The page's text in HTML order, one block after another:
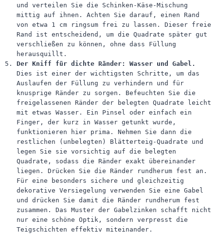
und verteilen Sie die Schinken-Käse-Mischung
mittig auf ihnen. Achten Sie darauf, einen Rand
von etwa 1 cm ringsum frei zu lassen. Dieser freie
Rand ist entscheidend, um die Quadrate später gut
verschließen zu können, ohne dass Füllung
herausquillt.
Der Kniff für dichte Ränder: Wasser und Gabel.
Dies ist einer der wichtigsten Schritte, um das
Auslaufen der Füllung zu verhindern und für
knusprige Ränder zu sorgen. Befeuchten Sie die
freigelassenen Ränder der belegten Quadrate leicht
mit etwas Wasser. Ein Pinsel oder einfach ein
Finger, der kurz in Wasser getunkt wurde,
funktionieren hier prima. Nehmen Sie dann die
restlichen (unbelegten) Blätterteig-Quadrate und
legen Sie sie vorsichtig auf die belegten
Quadrate, sodass die Ränder exakt übereinander
liegen. Drücken Sie die Ränder rundherum fest an.
Für eine besonders sichere und gleichzeitig
dekorative Versiegelung verwenden Sie eine Gabel
und drücken Sie damit die Ränder rundherum fest
zusammen. Das Muster der Gabelzinken schafft nicht
nur eine schöne Optik, sondern verpresst die
Teigschichten effektiv miteinander.